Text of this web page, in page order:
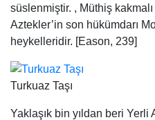
süslenmiştir. , Müthiş
Aztekler’in son hükümdarı
heykelleridir. [Eason, 239]
Turkuaz Taşı
Yaklaşık bin yıldan beri Yerli